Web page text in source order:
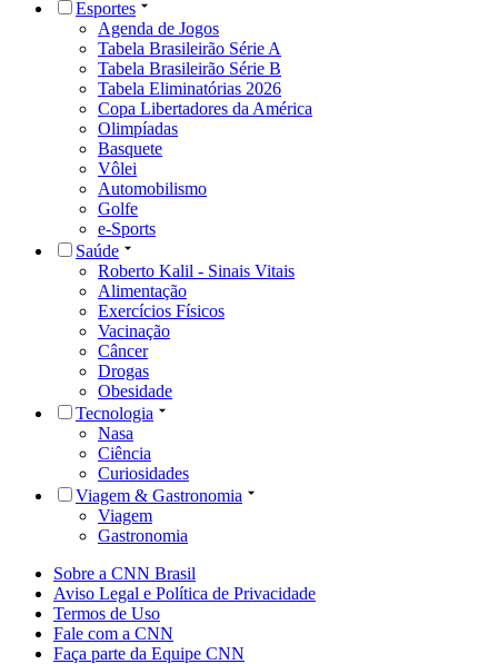
Esportes
Agenda de Jogos
Tabela Brasileirão Série A
Tabela Brasileirão Série B
Tabela Eliminatórias 2026
Copa Libertadores da América
Olimpíadas
Basquete
Vôlei
Automobilismo
Golfe
e-Sports
Saúde
Roberto Kalil - Sinais Vitais
Alimentação
Exercícios Físicos
Vacinação
Câncer
Drogas
Obesidade
Tecnologia
Nasa
Ciência
Curiosidades
Viagem & Gastronomia
Viagem
Gastronomia
Sobre a CNN Brasil
Aviso Legal e Política de Privacidade
Termos de Uso
Fale com a CNN
Faça parte da Equipe CNN